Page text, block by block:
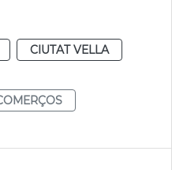
CIUTAT VELLA